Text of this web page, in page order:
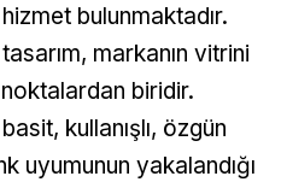
bulunmaktadır.
markanın vitrini
biridir.
kullanışlı, özgün
uyumunun yakalandığı